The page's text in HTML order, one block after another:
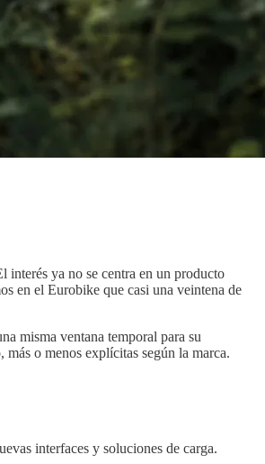
ya no se centra en un producto
en el Eurobike que casi una veintena de
misma ventana temporal para su
o menos explícitas según la marca.
interfaces y soluciones de carga.